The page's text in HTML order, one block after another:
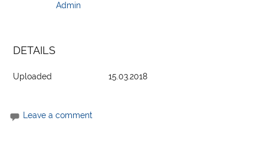
Admin
DETAILS
Uploaded 15.03.2018
Leave a comment